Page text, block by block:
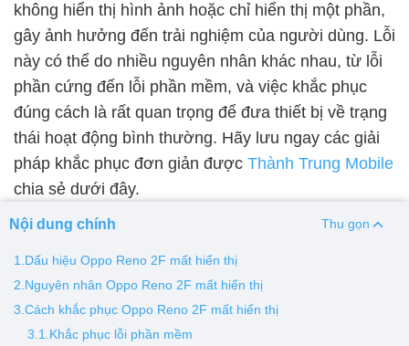
Màn hình Vsmart Màn hình Google Pixel
Thay pin
Pin iPhone Pin Samsumg Pin Oppo Pin Xiaomi
Pin Realme
Thay vỏ
Vỏ iPhone
Vỏ Huawei
không hiển thị hình ảnh hoặc chỉ hiển thị một phần,
gây ảnh hưởng đến trải nghiệm của người dùng. Lỗi
này có thể do nhiều nguyên nhân khác nhau, từ lỗi
phần cứng đến lỗi phần mềm, và việc khắc phục
đúng cách là rất quan trọng để đưa thiết bị về trạng
thái hoạt động bình thường. Hãy lưu ngay các giải
pháp khắc phục đơn giản được Thành Trung Mobile
chia sẻ dưới đây.
Nội dung chính Thu gọn
1.Dấu hiệu Oppo Reno 2F mất hiển thị
2.Nguyên nhân Oppo Reno 2F mất hiển thị
3.Cách khắc phục Oppo Reno 2F mất hiển thị
3.1.Khắc phục lỗi phần mềm